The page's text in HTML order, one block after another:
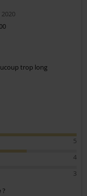
trop long
5
4
3